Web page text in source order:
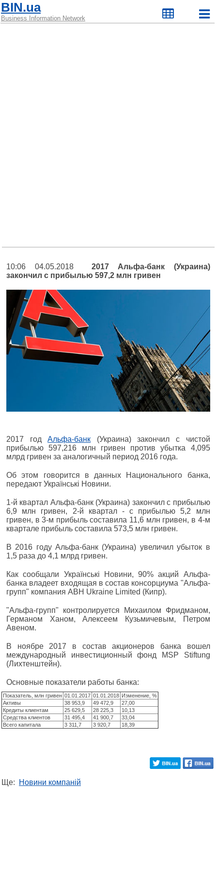
BIN.ua
Business Information Network
10:06 04.05.2018 2017 Альфа-банк (Украина)
закончил с прибылью 597,2 млн гривен
2017 годАльфа-банк (Украина) закончил с чистой
прибылью 597,216 млн гривен против убытка 4,095
млрд гривен за аналогичный период 2016 года.
Об этом говорится в данных Национального банка,
передают Українські Новини.
1-й квартал Альфа-банк (Украина) закончил с прибылью
6,9 млн гривен, 2-й квартал - с прибылью 5,2 млн
гривен, в 3-м прибыль составила 11,6 млн гривен, в 4-м
квартале прибыль составила 573,5 млн гривен.
В 2016 году Альфа-банк (Украина) увеличил убыток в
1,5 раза до 4,1 млрд гривен.
Как сообщали Українські Новини, 90% акций Альфа-
банка владеет входящая в состав консорциума "Альфа-
групп" компания ABH Ukraine Limited (Кипр).
"Альфа-групп" контролируется Михаилом Фридманом,
Германом Ханом, Алексеем Кузьмичевым, Петром
Авеном.
В ноябре 2017 в состав акционеров банка вошел
международный инвестиционный фонд MSP Stiftung
(Лихтенштейн).
Основные показатели работы банка:
Показатель, млн гривен 01.01.2017 01.01.2018 Изменение, %
Активы
38 953,9 49 472,9
27,00
Кредиты клиентам
25 629,5 28 225,3
10,13
Средства клиентов
31 495,4 41 900,7
33,04
Всего капитала
3 311,7 3 920,7 18,39
Ще: Новини компаній